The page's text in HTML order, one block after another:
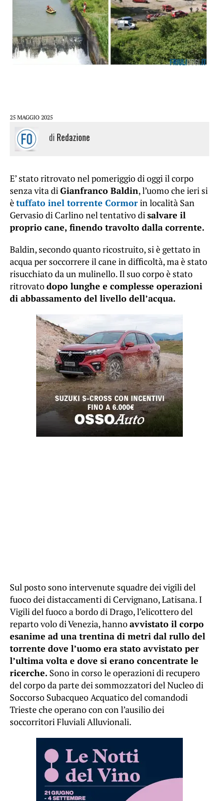
25 MAGGIO 2025
di Redazione
E’ stato ritrovato nel pomeriggio di oggi il corpo
senza vita diGianfranco Baldin, l’uomo che ieri si
ètuffato inel torrente Cormorin località San
Gervasio di Carlino nel tentativo disalvare il
proprio cane, finendo travolto dalla corrente.
Baldin, secondo quanto ricostruito, si è gettato in
acqua per soccorrere il cane in difficoltà, ma è stato
risucchiato da un mulinello. Il suo corpo è stato
ritrovatodopo lunghe e complesse operazioni
di abbassamento del livello dell’acqua.
Sul posto sono intervenute squadre dei vigili del
fuoco dei distaccamenti di Cervignano, Latisana. I
Vigili del fuoco a bordo di Drago, l’elicottero del
reparto volo di Venezia, hannoavvistato il corpo
esanime ad una trentina di metri dal rullo del
torrente dove l’uomo era stato avvistato per
l’ultima volta e dove si erano concentrate le
ricerche. Sono in corso le operazioni di recupero
del corpo da parte dei sommozzatori del Nucleo di
Soccorso Subacqueo Acquatico del comandodi
Trieste che operano con con l’ausilio dei
soccorritori Fluviali Alluvionali.